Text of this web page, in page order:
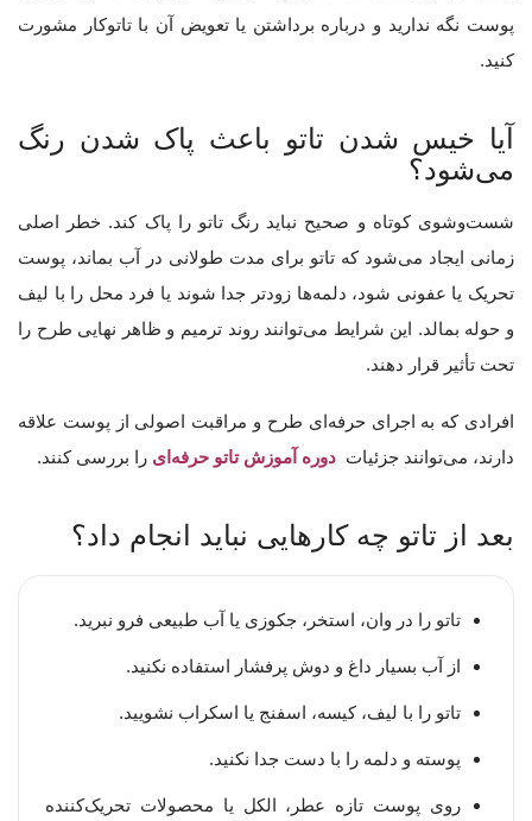
پوست نگه ندارید و درباره برداشتن یا تعویض آن با تاتوکار مشورت
کنید.
آیا خیس شدن تاتو باعث پاک شدن رنگ
می‌شود؟
شست‌وشوی کوتاه و صحیح نباید رنگ تاتو را پاک کند. خطر اصلی
زمانی ایجاد می‌شود که تاتو برای مدت طولانی در آب بماند، پوست
تحریک یا عفونی شود، دلمه‌ها زودتر جدا شوند یا فرد محل را با لیف
و حوله بمالد. این شرایط می‌توانند روند ترمیم و ظاهر نهایی طرح را
تحت تأثیر قرار دهند.
افرادی که به اجرای حرفه‌ای طرح و مراقبت اصولی از پوست علاقه
دارند، می‌توانند جزئیات دوره آموزش تاتو حرفه‌ای را بررسی کنند.
بعد از تاتو چه کارهایی نباید انجام داد؟
تاتو را در وان، استخر، جکوزی یا آب طبیعی فرو نبرید.
از آب بسیار داغ و دوش پرفشار استفاده نکنید.
تاتو را با لیف، کیسه، اسفنج یا اسکراب نشویید.
پوسته و دلمه را با دست جدا نکنید.
روی پوست تازه عطر، الکل یا محصولات تحریک‌کننده